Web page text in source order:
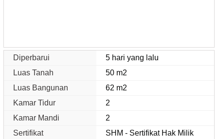
Diperbarui
5 hari yang lalu
Luas Tanah
50 m2
Luas Bangunan
62 m2
Kamar Tidur
2
Kamar Mandi
2
Sertifikat
SHM - Sertifikat Hak Milik